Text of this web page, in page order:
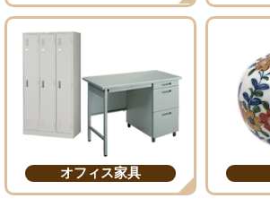
オフィス家具